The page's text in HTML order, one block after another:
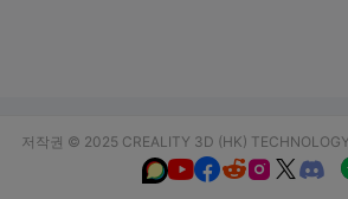
저작권 © 2025 CREALITY 3D (HK)
  